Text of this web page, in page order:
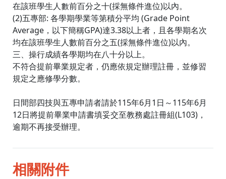
在該班學生人數前百分之十(採無條件進位)以內。
(2)五專部: 各學期學業等第積分平均 (Grade Point
Average，以下簡稱GPA)達3.38以上者，且各學期名次
均在該班學生人數前百分之五(採無條件進位)以內。
三、操行成績各學期均在八十分以上。
不符合提前畢業規定者，仍應依規定辦理註冊，並修習
規定之應修學分數。
日間部四技與五專申請者請於115年6月1日～115年6月
12日將提前畢業申請書填妥交至教務處註冊組(L103)，
逾期不再接受辦理。
相關附件